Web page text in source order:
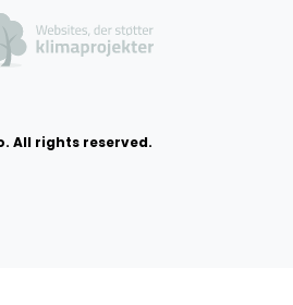
All rights reserved.